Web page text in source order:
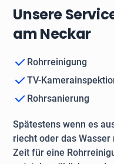
Unsere
am Neckar
Rohrreinigung
TV-
Rohrsanierung
Spätestens wenn es
riecht oder das
Zeit für eine